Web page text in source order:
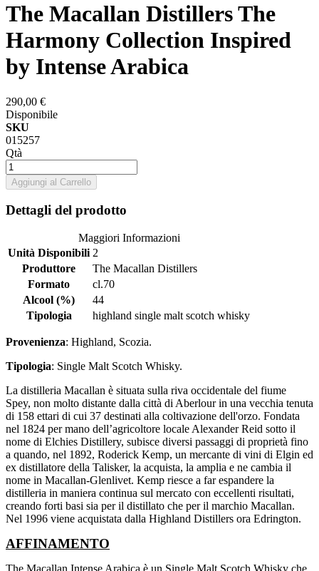
The Macallan Distillers The
Harmony Collection Inspired
by Intense Arabica
290,00 €
Disponibile
SKU
015257
Qtà
Aggiungi al Carrello
Dettagli del prodotto
Maggiori Informazioni
Unità Disponibili 2
Produttore
The Macallan Distillers
Formato
cl.70
Alcool (%)
44
Tipologia
highland single malt scotch whisky
Provenienza: Highland, Scozia.
Tipologia: Single Malt Scotch Whisky.
La distilleria Macallan è situata sulla riva occidentale del fiume
Spey, non molto distante dalla città di Aberlour in una vecchia tenuta
di 158 ettari di cui 37 destinati alla coltivazione dell'orzo. Fondata
nel 1824 per mano dell’agricoltore locale Alexander Reid sotto il
nome di Elchies Distillery, subisce diversi passaggi di proprietà fino
a quando, nel 1892, Roderick Kemp, un mercante di vini di Elgin ed
ex distillatore della Talisker, la acquista, la amplia e ne cambia il
nome in Macallan-Glenlivet. Kemp riesce a far espandere la
distilleria in maniera continua sul mercato con eccellenti risultati,
creando forti basi sia per il distillato che per il marchio Macallan.
Nel 1996 viene acquistata dalla Highland Distillers ora Edrington.
AFFINAMENTO
The Macallan Intense Arabica è un Single Malt Scotch Whisky che